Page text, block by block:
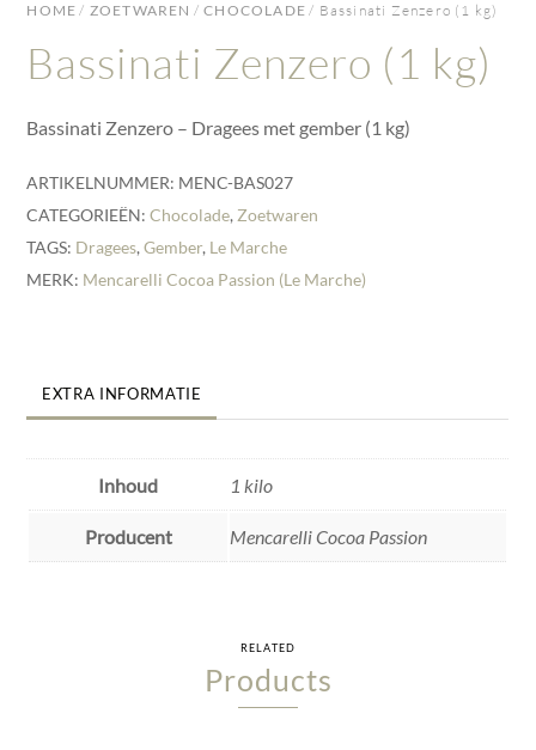
HOME / ZOETWAREN /CHOCOLADE / Bassinati Zenzero (1 kg)
Bassinati Zenzero (1 kg)
Bassinati Zenzero – Dragees met gember (1 kg)
ARTIKELNUMMER: MENC-BAS027
CATEGORIEËN:Chocolade, Zoetwaren
TAGS: Dragees,Gember, Le Marche
MERK: Mencarelli Cocoa Passion (Le Marche)
EXTRA INFORMATIE
Inhoud 1 kilo
Producent Mencarelli Cocoa Passion
RELATED
Products